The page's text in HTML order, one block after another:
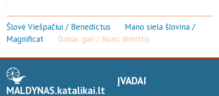
Šlovė Viešpačiui / Benedíctus
Mano siela šlovina /
Magnificat
Dabar gali / Nunc dimittis
MALDYNAS.katalikai.lt
ĮVADAI